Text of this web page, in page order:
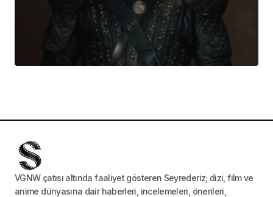
VGNW çatısı altında faaliyet gösteren Seyrederiz; dizi, film ve
anime dünyasına dair haberleri, incelemeleri, önerileri,